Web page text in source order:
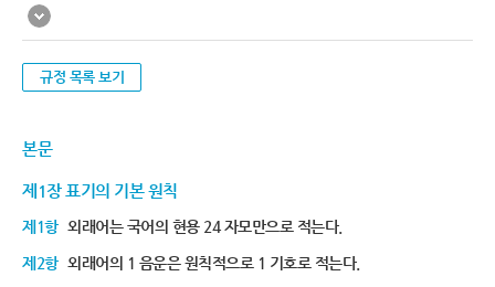
규정 목록 보기
본문
제1장 표기의 기본 원칙
제1항 외래어는 국어의 현용 24 자모만으로 적는다.
제2항 외래어의 1 음운은 원칙적으로 1 기호로 적는다.